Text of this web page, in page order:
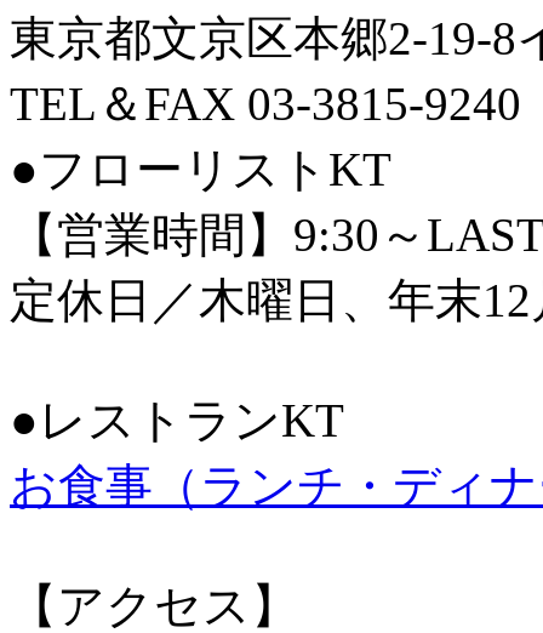
東京都文京区本郷2-19-8
TEL＆FAX 03-3815-9240
●フローリストKT
【営業時間】9:30～
定休日／木曜日、年末
●レストランKT
お食事（ランチ・ディ
【アクセス】